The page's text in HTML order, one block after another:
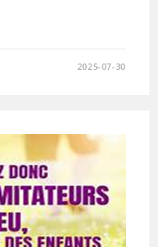
2025-07-30